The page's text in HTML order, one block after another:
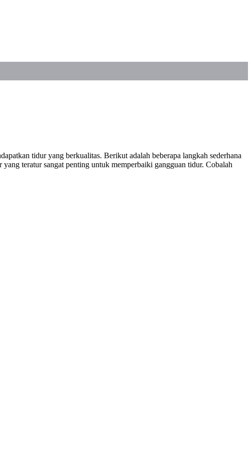
tidur yang berkualitas. Berikut adalah beberapa langkah sederhana
teratur sangat penting untuk memperbaiki gangguan tidur. Cobalah